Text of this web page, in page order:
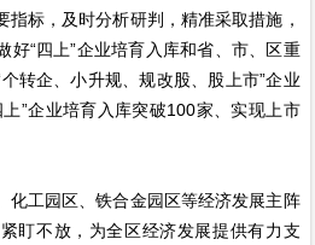
标，及时分析研判，精准采取措施，
好“四上”企业培育入库和省、市、区重
转企、小升规、规改股、股上市”企业
”企业培育入库突破100家、实现上市
化工园区、铁合金园区等经济发展主阵
盯不放，为全区经济发展提供有力支